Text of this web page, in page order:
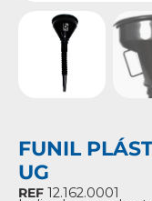
FUNIL
UG
REF 12.162.0001